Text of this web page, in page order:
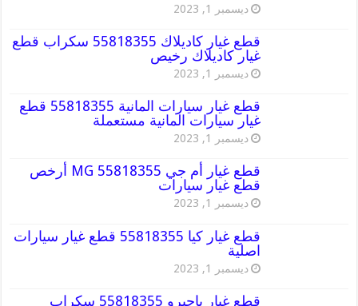
ديسمبر 1, 2023
قطع غيار كاديلاك 55818355 سكراب قطع
غيار كاديلاك رخيص
ديسمبر 1, 2023
قطع غيار سيارات المانية 55818355 قطع
غيار سيارات المانية مستعملة
ديسمبر 1, 2023
قطع غيار أم جي MG 55818355 أرخص
قطع غيار سيارات
ديسمبر 1, 2023
قطع غيار كيا 55818355 قطع غيار سيارات
اصلية
ديسمبر 1, 2023
قطع غيار باجيرو 55818355 سكراب